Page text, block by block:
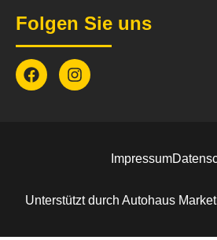
Folgen Sie uns
Impressum
Unterstützt durch Autohaus